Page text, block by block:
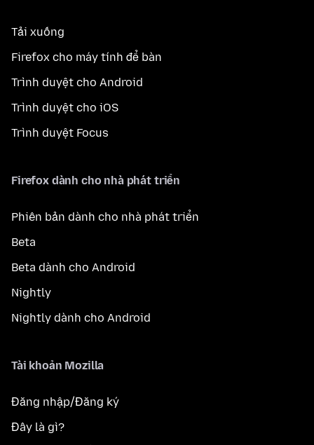
Tải xuống
Firefox cho máy tính để bàn
Trình duyệt cho Android
Trình duyệt cho iOS
Trình duyệt Focus
Firefox dành cho nhà phát triển
Phiên bản dành cho nhà phát triển
Beta
Beta dành cho Android
Nightly
Nightly dành cho Android
Tài khoản Mozilla
Đăng nhập/Đăng ký
Đây là gì?